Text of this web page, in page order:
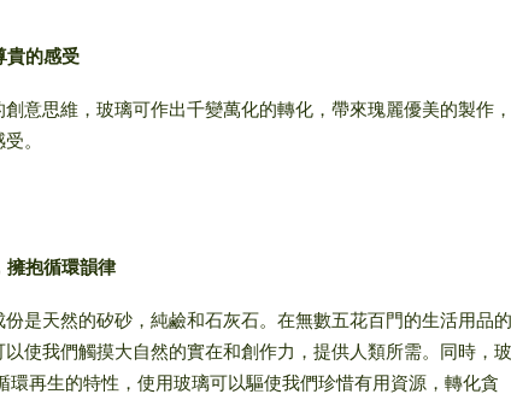
貴的感受
創意思維，玻璃可作出千變萬化的轉化，帶來瑰麗優美的製作，
。
擁抱循環韻律
份是天然的矽砂，純鹼和石灰石。在無數五花百門的生活用品的
以使我們觸摸大自然的實在和創作力，提供人類所需。同時，玻
環再生的特性，使用玻璃可以驅使我們珍惜有用資源，轉化貪